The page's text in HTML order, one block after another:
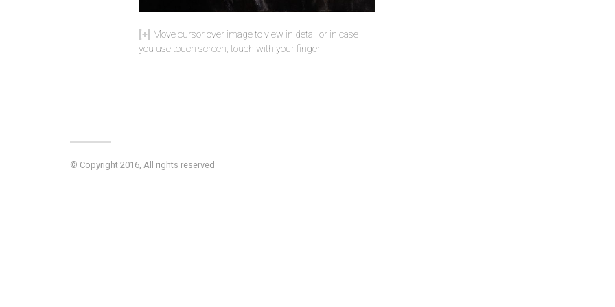
Move cursor over image to view in detail or in case
you use touch screen, touch with your finger.
© Copyright 2016, All rights reserved